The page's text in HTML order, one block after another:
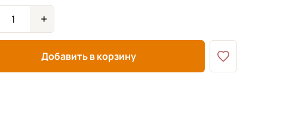
+
Добавить в корзину